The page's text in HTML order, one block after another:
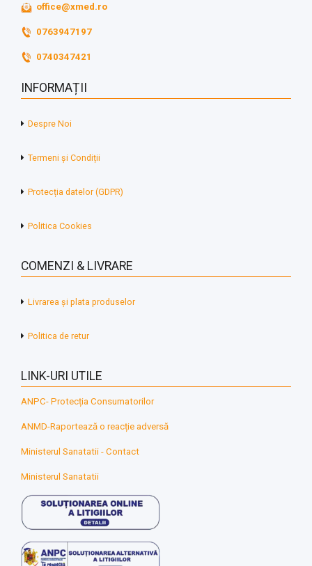
office@xmed.ro
0763947197
0740347421
INFORMAȚII
Despre Noi
Termeni și Condiții
Protecția datelor (GDPR)
Politica Cookies
COMENZI & LIVRARE
Livrarea și plata produselor
Politica de retur
LINK-URI UTILE
ANPC- Protecția Consumatorilor
ANMD-Raportează o reacție adversă
Ministerul Sanatatii - Contact
Ministerul Sanatatii